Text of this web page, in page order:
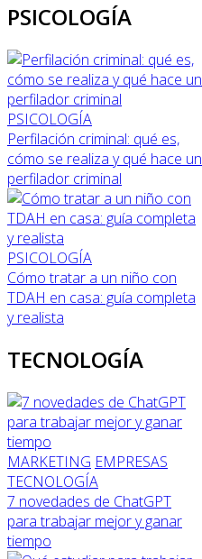
PSICOLOGÍA
PSICOLOGÍA
Perfilación criminal: qué es,
cómo se realiza y qué hace un
perfilador criminal
PSICOLOGÍA
Cómo tratar a un niño con
TDAH en casa: guía completa
y realista
TECNOLOGÍA
MARKETING EMPRESAS
TECNOLOGÍA
7 novedades de ChatGPT
para trabajar mejor y ganar
tiempo